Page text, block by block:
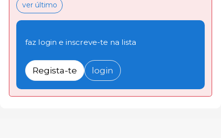
ver último
faz login e inscreve-te na lista
Regista-te login